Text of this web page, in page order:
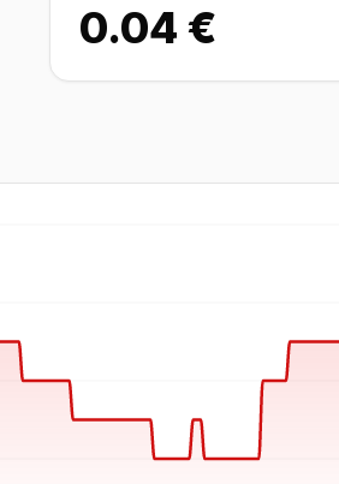
0.04 €